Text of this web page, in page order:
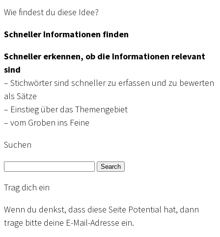
Wie findest du diese Idee?
Schneller Informationen finden
Schneller erkennen, ob die Informationen relevant
sind
– Stichwörter sind schneller zu erfassen und zu bewerten
als Sätze
– Einstieg über das Themengebiet
– vom Groben ins Feine
Suchen
Search
Trag dich ein
Wenn du denkst, dass diese Seite Potential hat, dann
trage bitte deine E-Mail-Adresse ein.